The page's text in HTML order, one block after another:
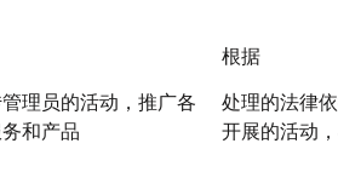
根据
理员的活动，推广各
和产品
处理的法律
开展的活动